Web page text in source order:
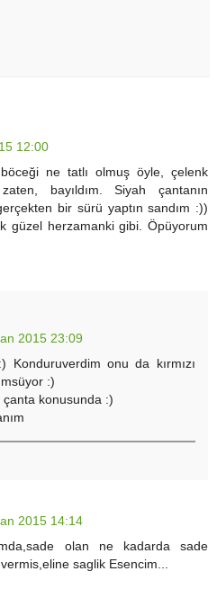
12:00
ne tatlı olmuş öyle, çelenk
bayıldım. Siyah çantanın
bir sürü yaptın sandım :))
güzel herzamanki gibi. Öpüyorum
2015 23:09
Konduruverdim onu da kırmızı
:)
çanta konusunda :)
2015 14:14
olan ne kadarda sade
saglik Esencim...